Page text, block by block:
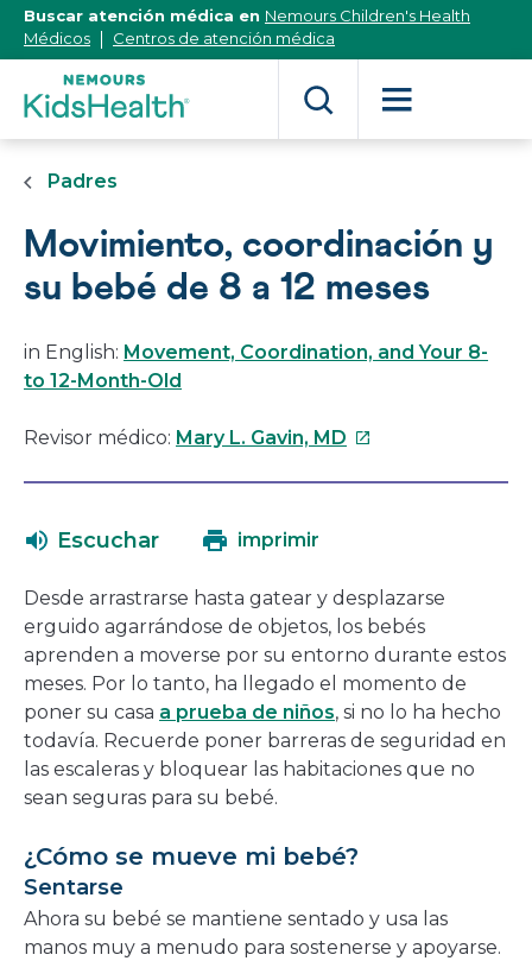
[Skip
Content]
Buscar atención médica en Nemours Children's Health
Médicos
Centros de atención médica
Padres
Movimiento, coordinación y
su bebé de 8 a 12 meses
in English: Movement, Coordination, and Your 8-
to 12-Month-Old
Revisor médico: Mary L. Gavin, MD Este
nueva
ventana
Escuchar imprimir
Desde arrastrarse hasta gatear y desplazarse
erguido agarrándose de objetos, los bebés
aprenden a moverse por su entorno durante estos
meses. Por lo tanto, ha llegado el momento de
poner su casa a prueba de niños, si no lo ha hecho
todavía. Recuerde poner barreras de seguridad en
las escaleras y bloquear las habitaciones que no
sean seguras para su bebé.
¿Cómo se mueve mi bebé?
Sentarse
Ahora su bebé se mantiene sentado y usa las
manos muy a menudo para sostenerse y apoyarse.